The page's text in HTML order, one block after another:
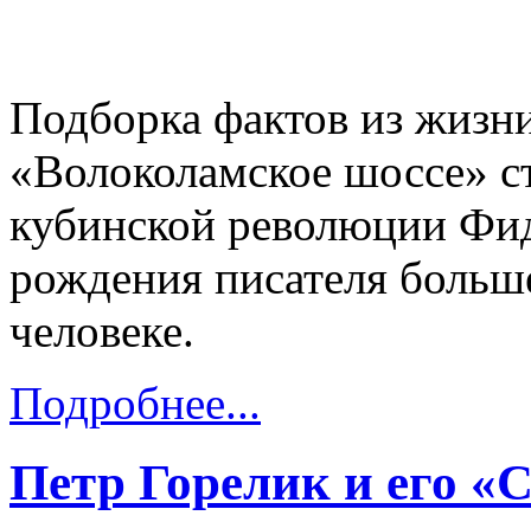
Подборка фактов из
«Волоколамское шоссе»
кубинской революции
рождения писателя
человеке.
Подробнее...
Петр Горелик и его